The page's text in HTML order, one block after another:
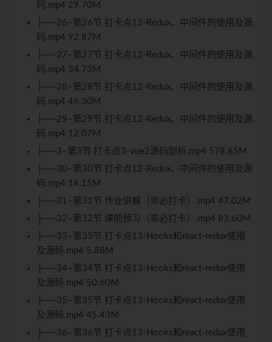
码.mp4 29.70M
├──26–第26节 打卡点12-Redux、中间件的使用及源
码.mp4 92.87M
├──27–第27节 打卡点12-Redux、中间件的使用及源
码.mp4 34.73M
├──28–第28节 打卡点12-Redux、中间件的使用及源
码.mp4 46.30M
├──29–第29节 打卡点12-Redux、中间件的使用及源
码.mp4 12.07M
├──3–第3节 打卡点3-vue2源码剖析.mp4 578.85M
├──30–第30节 打卡点12-Redux、中间件的使用及源
码.mp4 14.15M
├──31–第31节 作业讲解（非必打卡）.mp4 47.02M
├──32–第32节 课前预习（非必打卡）.mp4 83.60M
├──33–第33节 打卡点13-Hooks和react-redux使用
及源码.mp4 5.88M
├──34–第34节 打卡点13-Hooks和react-redux使用
及源码.mp4 50.60M
├──35–第35节 打卡点13-Hooks和react-redux使用
及源码.mp4 45.43M
├──36–第36节 打卡点13-Hooks和react-redux使用